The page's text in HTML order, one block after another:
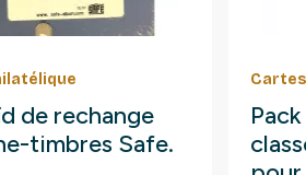
de rechange
timbres Safe.